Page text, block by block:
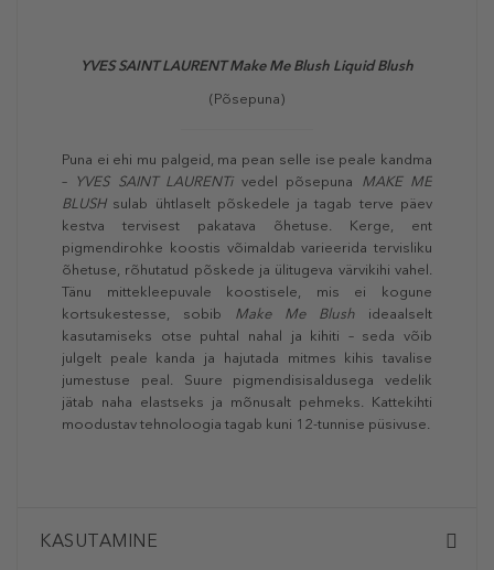
YVES SAINT LAURENT Make Me Blush Liquid Blush
(Põsepuna)
Puna ei ehi mu palgeid, ma pean selle ise peale kandma
– YVES SAINT LAURENTivedel põsepuna MAKE ME
BLUSHsulab ühtlaselt põskedele ja tagab terve päev
kestva tervisest pakatava õhetuse. Kerge, ent
pigmendirohke koostis võimaldab varieerida tervisliku
õhetuse, rõhutatud põskede ja ülitugeva värvikihi vahel.
Tänu mittekleepuvale koostisele, mis ei kogune
kortsukestesse, sobib Make Me Blush ideaalselt
kasutamiseks otse puhtal nahal ja kihiti – seda võib
julgelt peale kanda ja hajutada mitmes kihis tavalise
jumestuse peal. Suure pigmendisisaldusega vedelik
jätab naha elastseks ja mõnusalt pehmeks. Kattekihti
moodustav tehnoloogia tagab kuni 12-tunnise püsivuse.
KASUTAMINE